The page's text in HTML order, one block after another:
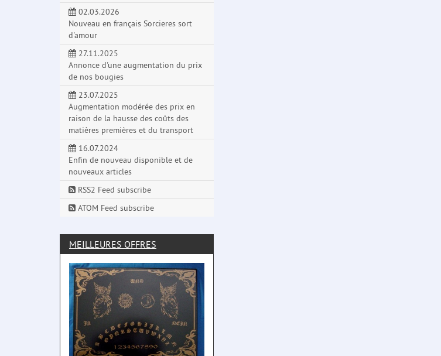
02.03.2026
Nouveau en français Sorcieres sort
d'amour
27.11.2025
Annonce d'une augmentation du prix
de nos bougies
23.07.2025
Augmentation modérée des prix en
raison de la hausse des coûts des
matières premières et du transport
16.07.2024
Enfin de nouveau disponible et de
nouveaux articles
RSS2 Feed subscribe
ATOM Feed subscribe
MEILLEURES OFFRES